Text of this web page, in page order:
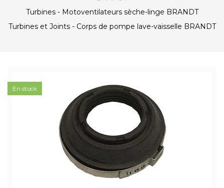
Turbines - Motoventilateurs sèche-linge BRANDT
Turbines et Joints - Corps de pompe lave-vaisselle BRANDT
En stock